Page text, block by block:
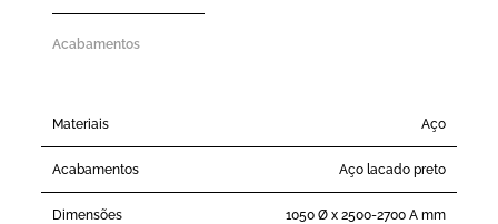
Acabamentos
Materiais Aço
Acabamentos Aço lacado preto
Dimensões
1050 Ø x 2500-2700 A mm